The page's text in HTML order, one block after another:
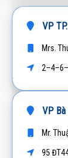
VP
Mrs.
VP Bà
Mr.
95